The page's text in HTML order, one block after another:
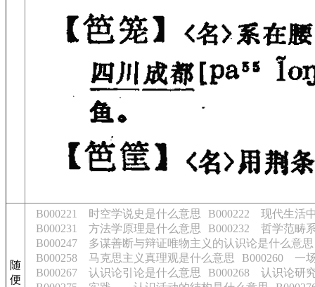
随
便
B000221 时空学说史是什么意思
B000222 现代生活
B000231 方法学原理是什么意思
B000232 哲学范畴
B000247 多谋善断与辩证唯物主义的认识论是什么意思
B000258 马克思主义真理观是什么意思
B000260 一
B000267 认识论引论是什么意思
B000268 认识论研